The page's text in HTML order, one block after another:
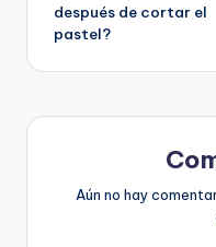
después de cortar el
pastel?
Aún no hay